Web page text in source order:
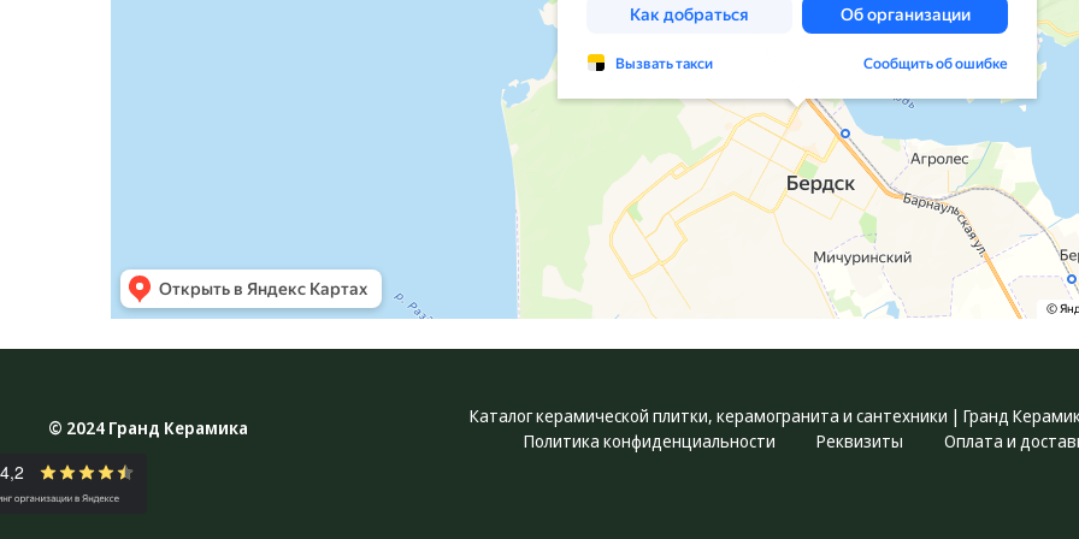
© 2024 Гранд Керамика
Каталог керамической плитки, керамогранита и сантехники | Гранд
Политика конфиденциальности
Реквизиты Оплата и